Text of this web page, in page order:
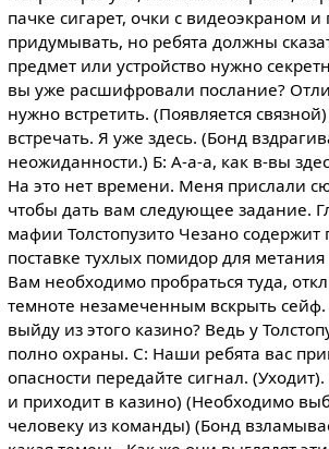
пачке сигарет, очки с видеоэкраном и
придумывать, но ребята должны
предмет или устройство нужно
вы уже расшифровали послание?
нужно встретить. (Появляется
встречать. Я уже здесь. (Бонд
неожиданности.) Б: А-а-а, как в-вы
На это нет времени. Меня прислали
чтобы дать вам следующее задание.
мафии Толстопузито Чезано содержит
поставке тухлых помидор для
Вам необходимо пробраться туда,
темноте незамеченным вскрыть сейф.
выйду из этого казино? Ведь у
полно охраны. С: Наши ребята вас
опасности передайте сигнал.
и приходит в казино) (Необходимо
человеку из команды) (Бонд